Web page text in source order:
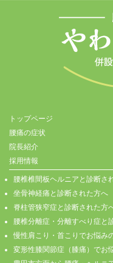
トップページ
腰痛の症状
院長紹介
採用情報
腰椎椎間板ヘルニアと診断さ
坐骨神経痛と診断された方へ
脊柱管狭窄症と診断された方
腰椎分離症・分離すべり症と
慢性肩こり・首こりでお悩み
変形性膝関節症（膝痛）でお